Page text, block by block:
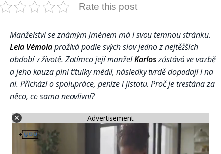
Rate this post
Manželství se známým jménem má i svou temnou stránku.
Lela Vémolaprožívá podle svých slov jedno z nejtěžších
období v životě. Zatímco její manželKarloszůstává ve vazbě
a jeho kauza plní titulky médií, následky tvrdě dopadají i na
ni. Přichází o spolupráce, peníze i jistotu. Proč je trestána za
něco, co sama neovlivní?
Advertisement